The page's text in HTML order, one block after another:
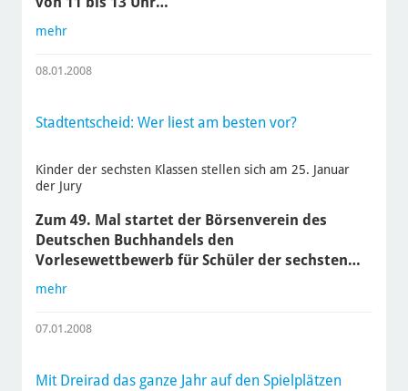
mehr
08.01.2008
Stadtentscheid: Wer liest am besten vor?
Kinder der sechsten Klassen stellen sich am 25. Januar
der Jury
Zum 49. Mal startet der Börsenverein des
Deutschen Buchhandels den
Vorlesewettbewerb für Schüler der sechsten…
mehr
07.01.2008
Mit Dreirad das ganze Jahr auf den Spielplätzen